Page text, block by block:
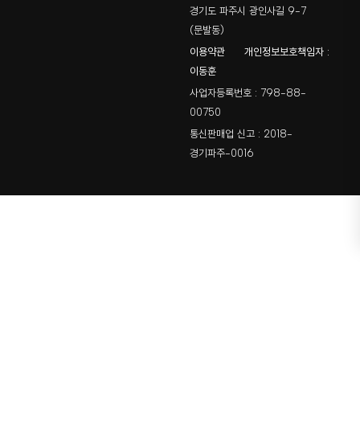
경기도 파주시 광인사길 9-7
(문발동)
이용약관
개인정보보호책임자 :
이동훈
사업자등록번호 : 798-88-
00750
통신판매업 신고 : 2018-
경기파주-0016